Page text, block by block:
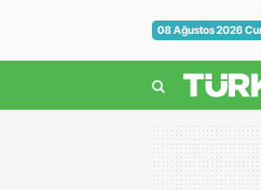
08 Ağustos 2026